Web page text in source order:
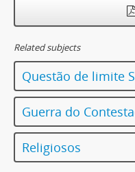
Related subjects
Questão de limite
Guerra do
Religiosos